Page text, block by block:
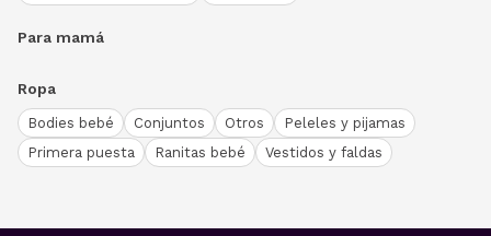
Para mamá
Ropa
Bodies bebé Conjuntos Otros
Peleles y pijamas
Primera puesta
Ranitas bebé Vestidos y faldas